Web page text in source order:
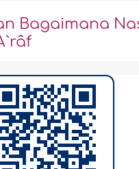
Bagaimana